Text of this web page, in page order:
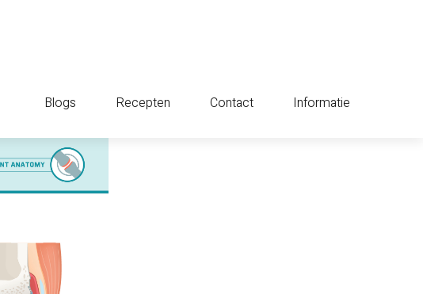
Blogs Recepten Contact Informatie